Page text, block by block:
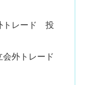
トレード 投
外トレード